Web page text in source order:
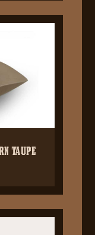
taupe